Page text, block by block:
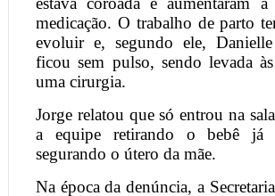
medicação. O trabalho de parto
evoluir e, segundo ele,
ficou sem pulso, sendo levada às
uma cirurgia.
Jorge relatou que só entrou na
a equipe retirando o bebê já
segurando o útero da mãe.
Na época da denúncia, a